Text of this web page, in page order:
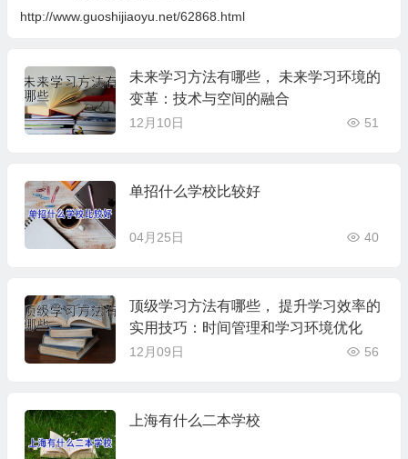
http://www.guoshijiaoyu.net/62868.html
未来学习方法有哪些， 未来学习环境的
变革：技术与空间的融合
12月10日 51
单招什么学校比较好
04月25日 40
顶级学习方法有哪些， 提升学习效率的
实用技巧：时间管理和学习环境优化
12月09日 56
上海有什么二本学校